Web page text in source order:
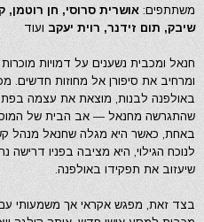
משתתפים: אושרית סרוסי, חן רוטמן,
שיבק, תום זידנר, רוית יעקב ועוד
חנאל ומכבית נשענים על דמויות
ומרחיב את סיפורן אל מחוזות חדשים.
באולפנה לבנות, מוצאת את עצמה
שהתגרשה מחנאל — אב הבית של
באחת, כאשר היא מגלה שחנאל מנהל
לנוכח הגילוי, היא מציבה בפניו
שיעזוב את תפקידו באולפנה.
בצד זאת, מפגש אקראי אך משמעותי